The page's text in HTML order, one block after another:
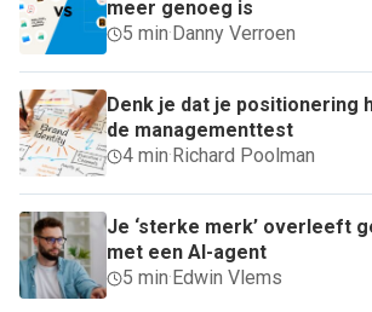
meer genoeg is
5 min· Danny Verroen
Denk je dat je positionering
de managementtest
4 min· Richard Poolman
Je ‘sterke merk’ overleeft
met een AI-agent
5 min· Edwin Vlems